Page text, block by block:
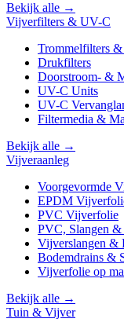
Bekijk alle →
Vijverfilters & UV-C
Trommelfilters
Drukfilters
Doorstroom- &
UV-C Units
UV-C
Filtermedia &
Bekijk alle →
Vijveraanleg
Voorgevormde
EPDM
PVC Vijverfolie
PVC, Slangen &
Vijverslangen &
Bodemdrains &
Vijverfolie op
Bekijk alle →
Tuin & Vijver